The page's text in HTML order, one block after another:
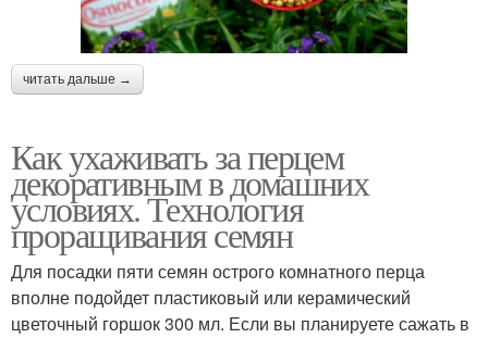
читать дальше →
Как ухаживать за перцем
декоративным в домашних
условиях. Технология
проращивания семян
Для посадки пяти семян острого комнатного перца
вполне подойдет пластиковый или керамический
цветочный горшок 300 мл. Если вы планируете сажать в